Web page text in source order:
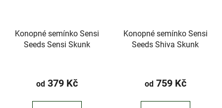
Konopné semínko Sensi
Seeds Sensi Skunk
od379 Kč
Konopné semínko Sensi
Seeds Shiva Skunk
od759 Kč